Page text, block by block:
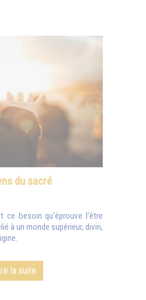
du sacré
besoin qu’éprouve l’être
à un monde supérieur, divin,
la suite